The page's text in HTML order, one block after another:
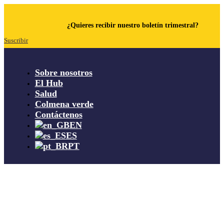
¿Quieres recibir nuestro boletín trimestral?
Suscribir
Sobre nosotros
El Hub
Salud
Colmena verde
Contáctenos
EN
ES
PT